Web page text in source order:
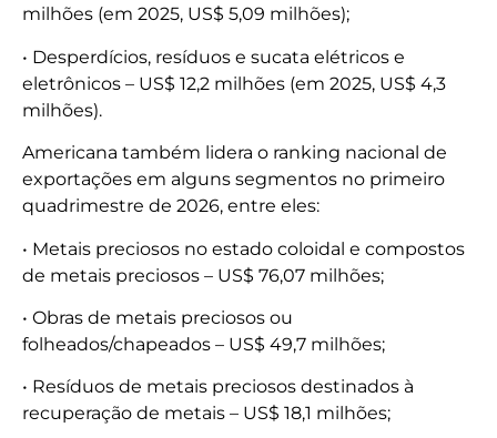
milhões (em 2025, US$ 5,09 milhões);
• Desperdícios, resíduos e sucata elétricos e
eletrônicos – US$ 12,2 milhões (em 2025, US$ 4,3
milhões).
Americana também lidera o ranking nacional de
exportações em alguns segmentos no primeiro
quadrimestre de 2026, entre eles:
• Metais preciosos no estado coloidal e compostos
de metais preciosos – US$ 76,07 milhões;
• Obras de metais preciosos ou
folheados/chapeados – US$ 49,7 milhões;
• Resíduos de metais preciosos destinados à
recuperação de metais – US$ 18,1 milhões;